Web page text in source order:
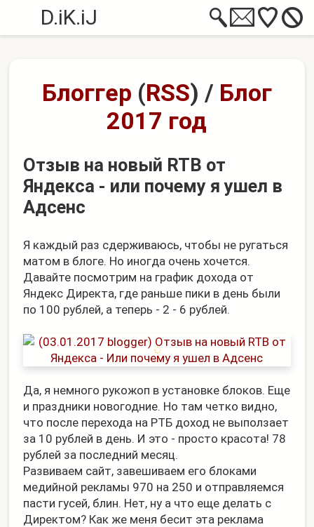
D.iK.iJ
Блоггер (RSS) / Блог
2017 год
Отзыв на новый RTB от
Яндекса - или почему я ушел в
Адсенс
Я каждый раз сдерживаюсь, чтобы не ругаться
матом в блоге. Но иногда очень хочется.
Давайте посмотрим на график дохода от
Яндекс Директа, где раньше пики в день были
по 100 рублей, а теперь - 2 - 6 рублей.
Да, я немного рукожоп в установке блоков. Еще
и праздники новогодние. Но там четко видно,
что после перехода на РТБ доход не выползает
за 10 рублей в день. И это - просто красота! 78
рублей за последний месяц.
Развиваем сайт, завешиваем его блоками
медийной рекламы 970 на 250 и отправляемся
пасти гусей, блин. Нет, ну а что еще делать с
Директом? Как же меня бесит эта реклама